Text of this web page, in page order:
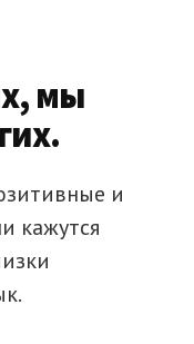
мы
и
кажутся